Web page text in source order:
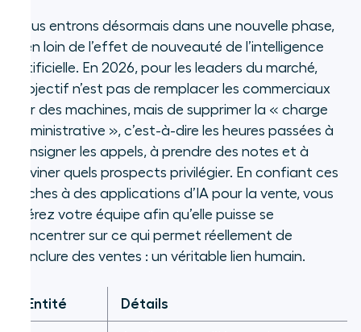
Avantages de l’intégration de l’IA à
votre pile commerciale
Les fonctionnalités clés d’une
plateforme d’IA pour la vente
Défis et enjeux éthiques
Questions fréquentes
2026, Collaboration « humain–IA »
Nous entrons désormais dans une nouvelle phase,
bien loin de l’effet de nouveauté de l’intelligence
artificielle. En 2026, pour les leaders du marché,
l’objectif n’est pas de remplacer les commerciaux
par des machines, mais de supprimer la « charge
administrative », c’est-à-dire les heures passées à
consigner les appels, à prendre des notes et à
deviner quels prospects privilégier. En confiant ces
tâches à des applications d’IA pour la vente, vous
libérez votre équipe afin qu’elle puisse se
concentrer sur ce qui permet réellement de
conclure des ventes : un véritable lien humain.
Entité Détails